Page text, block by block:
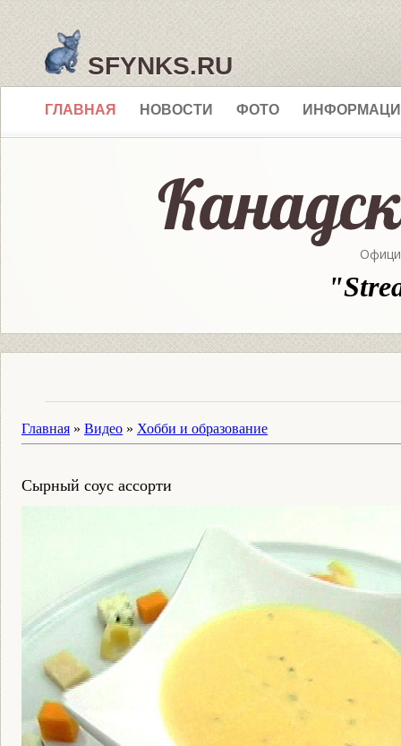
SFYNKS.RU
ГЛАВНАЯ НОВОСТИ ФОТО
Главная » Видео » Хобби и образование
Сырный соус ассорти